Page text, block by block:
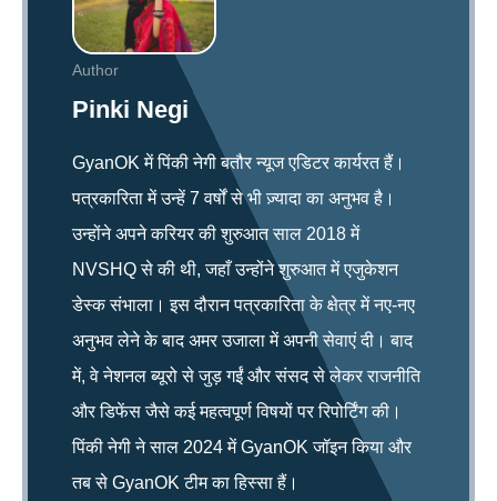
Author
Pinki Negi
GyanOK में पिंकी नेगी बतौर न्यूज एडिटर कार्यरत हैं।
पत्रकारिता में उन्हें 7 वर्षों से भी ज़्यादा का अनुभव है।
उन्होंने अपने करियर की शुरुआत साल 2018 में
NVSHQ से की थी, जहाँ उन्होंने शुरुआत में एजुकेशन
डेस्क संभाला। इस दौरान पत्रकारिता के क्षेत्र में नए-नए
अनुभव लेने के बाद अमर उजाला में अपनी सेवाएं दी। बाद
में, वे नेशनल ब्यूरो से जुड़ गईं और संसद से लेकर राजनीति
और डिफेंस जैसे कई महत्वपूर्ण विषयों पर रिपोर्टिंग की।
पिंकी नेगी ने साल 2024 में GyanOK जॉइन किया और
तब से GyanOK टीम का हिस्सा हैं।